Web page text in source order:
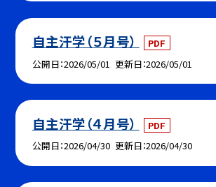
自主汗学（５月号）
PDF
公開日 2026/05/01 更新日 2026/05/01
自主汗学（４月号）
PDF
公開日 2026/04/30 更新日 2026/04/30